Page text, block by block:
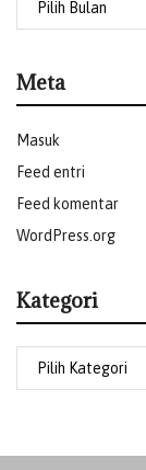
Meta
Masuk
Feed entri
Feed komentar
WordPress.org
Kategori